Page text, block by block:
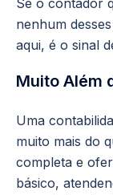
Se o contador
nenhum
aqui, é o sinal
Muito Além
Uma
muito mais do
completa e
básico,